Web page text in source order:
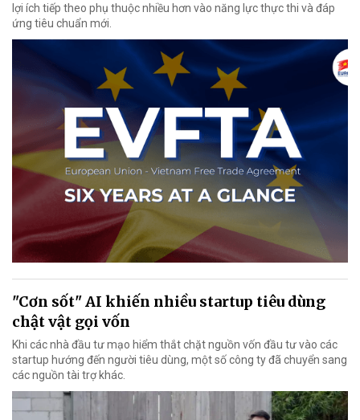
lợi ích tiếp theo phụ thuộc nhiều hơn vào năng lực thực thi và đáp
ứng tiêu chuẩn mới.
"Cơn sốt" AI khiến nhiều startup tiêu dùng
chật vật gọi vốn
Khi các nhà đầu tư mạo hiểm thắt chặt nguồn vốn đầu tư vào các
startup hướng đến người tiêu dùng, một số công ty đã chuyển sang
các nguồn tài trợ khác.